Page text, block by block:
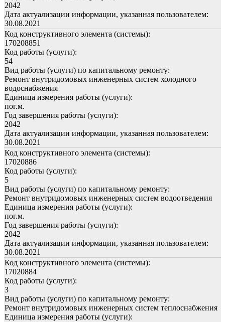
2042
Дата актуализации информации, указанная пользователем:
30.08.2021
Код конструктивного элемента (системы):
170208851
Код работы (услуги):
54
Вид работы (услуги) по капитальному ремонту:
Ремонт внутридомовых инженерных систем холодного
водоснабжения
Единица измерения работы (услуги):
пог.м.
Год завершения работы (услуги):
2042
Дата актуализации информации, указанная пользователем:
30.08.2021
Код конструктивного элемента (системы):
17020886
Код работы (услуги):
5
Вид работы (услуги) по капитальному ремонту:
Ремонт внутридомовых инженерных систем водоотведения
Единица измерения работы (услуги):
пог.м.
Год завершения работы (услуги):
2042
Дата актуализации информации, указанная пользователем:
30.08.2021
Код конструктивного элемента (системы):
17020884
Код работы (услуги):
3
Вид работы (услуги) по капитальному ремонту:
Ремонт внутридомовых инженерных систем теплоснабжения
Единица измерения работы (услуги):